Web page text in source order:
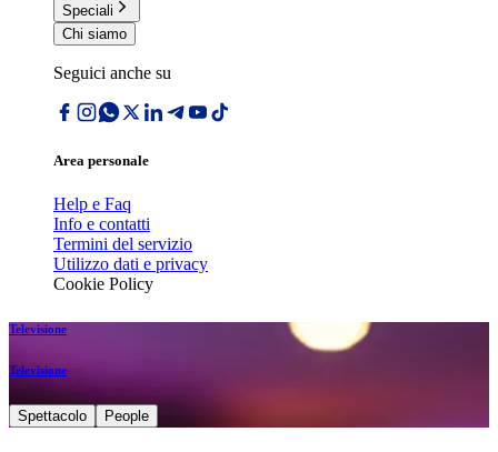
Speciali
Chi siamo
Seguici anche su
Area personale
Help e Faq
Info e contatti
Termini del servizio
Utilizzo dati e privacy
Cookie Policy
Televisione
Televisione
Spettacolo People